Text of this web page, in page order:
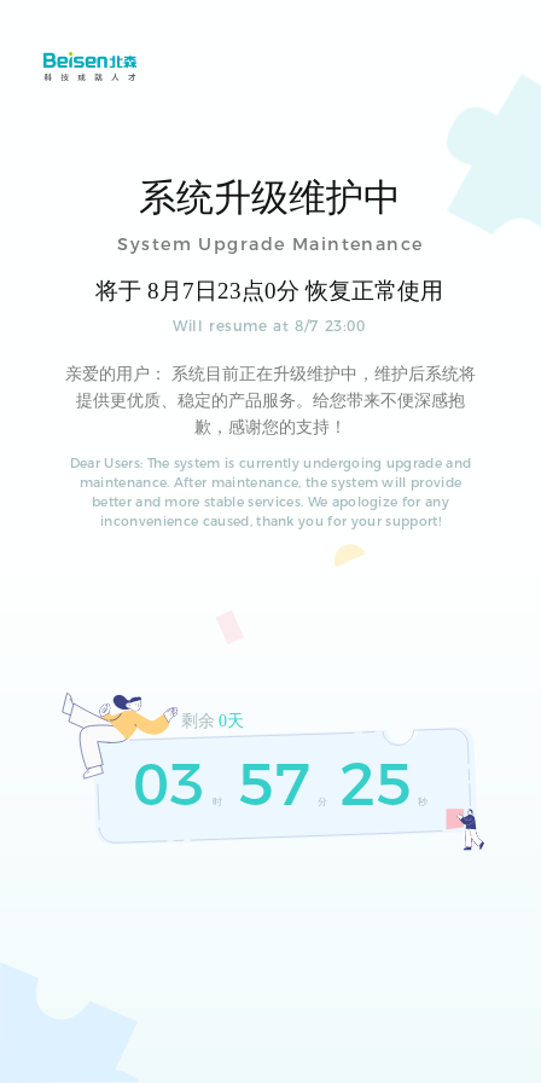
系统升级维护中
System Upgrade Maintenance
将于 8月 7 日23点0分 恢复正常使用
Will resume at8/7 23:00
亲爱的用户： 系统目前正在升级维护中，维护后系统将
提供更优质、稳定的产品服务。给您带来不便深感抱
歉，感谢您的支持！
Dear Users: The system is currently undergoing upgrade and
maintenance. After maintenance, the system will provide
better and more stable services. We apologize for any
inconvenience caused, thank you for your support!
剩余 0天
03 时 57 分 25 秒